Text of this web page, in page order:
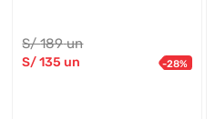
S/189 un
S/135 un -28%